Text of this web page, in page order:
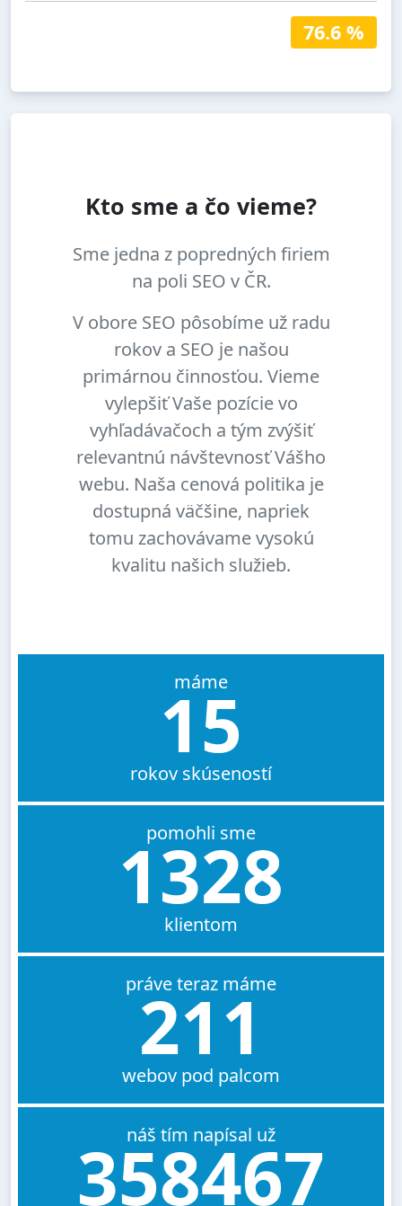
76.6 %
Kto sme a čo vieme?
Sme jedna z popredných firiem
na poli SEO v ČR.
V obore SEO pôsobíme už radu
rokov a SEO je našou
primárnou činnosťou. Vieme
vylepšiť Vaše pozície vo
vyhľadávačoch a tým zvýšiť
relevantnú návštevnosť Vášho
webu. Naša cenová politika je
dostupná väčšine, napriek
tomu zachovávame vysokú
kvalitu našich služieb.
máme
15
rokov skúseností
pomohli sme
1328
klientom
práve teraz máme
211
webov pod palcom
náš tím napísal už
358467